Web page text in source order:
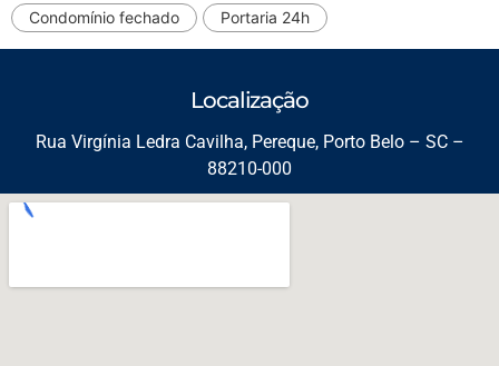
Condomínio fechado Portaria 24h
Localização
Rua Virgínia Ledra Cavilha, Pereque, Porto Belo – SC –
88210-000